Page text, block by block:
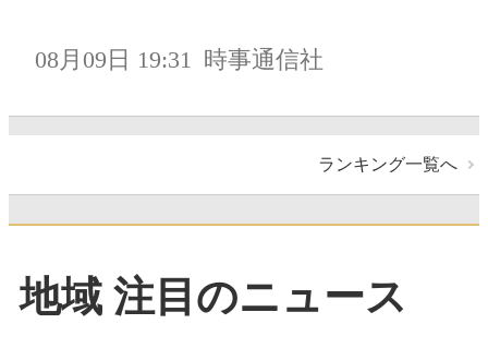
08月09日 19:31 時事通信社
ランキング一覧へ
地域 注目のニュース